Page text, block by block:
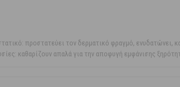
προστατεύει τον δερματικό φραγμό, ενυδατώνει,
καθαρίζουν απαλά για την αποφυγή εμφάνισης